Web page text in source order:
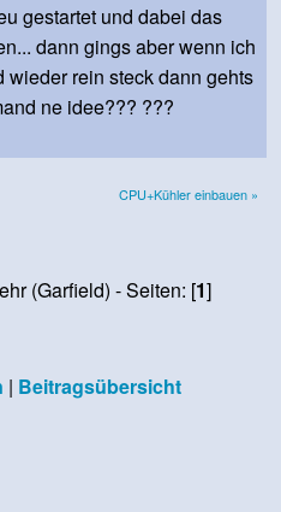
gestartet und dabei das
dann gings aber wenn ich
rein steck dann gehts
ne idee??? ???
CPU+Kühler einbauen »
(Garfield) - Seiten: [1]
| Beitragsübersicht